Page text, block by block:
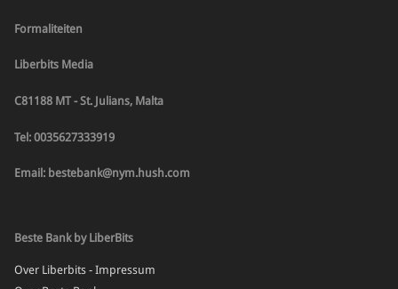
Formaliteiten
Liberbits Media
C81188 MT - St. Julians, Malta
Tel: 0035627333919
Email: bestebank@nym.hush.com
Beste Bank by LiberBits
Over Liberbits - Impressum